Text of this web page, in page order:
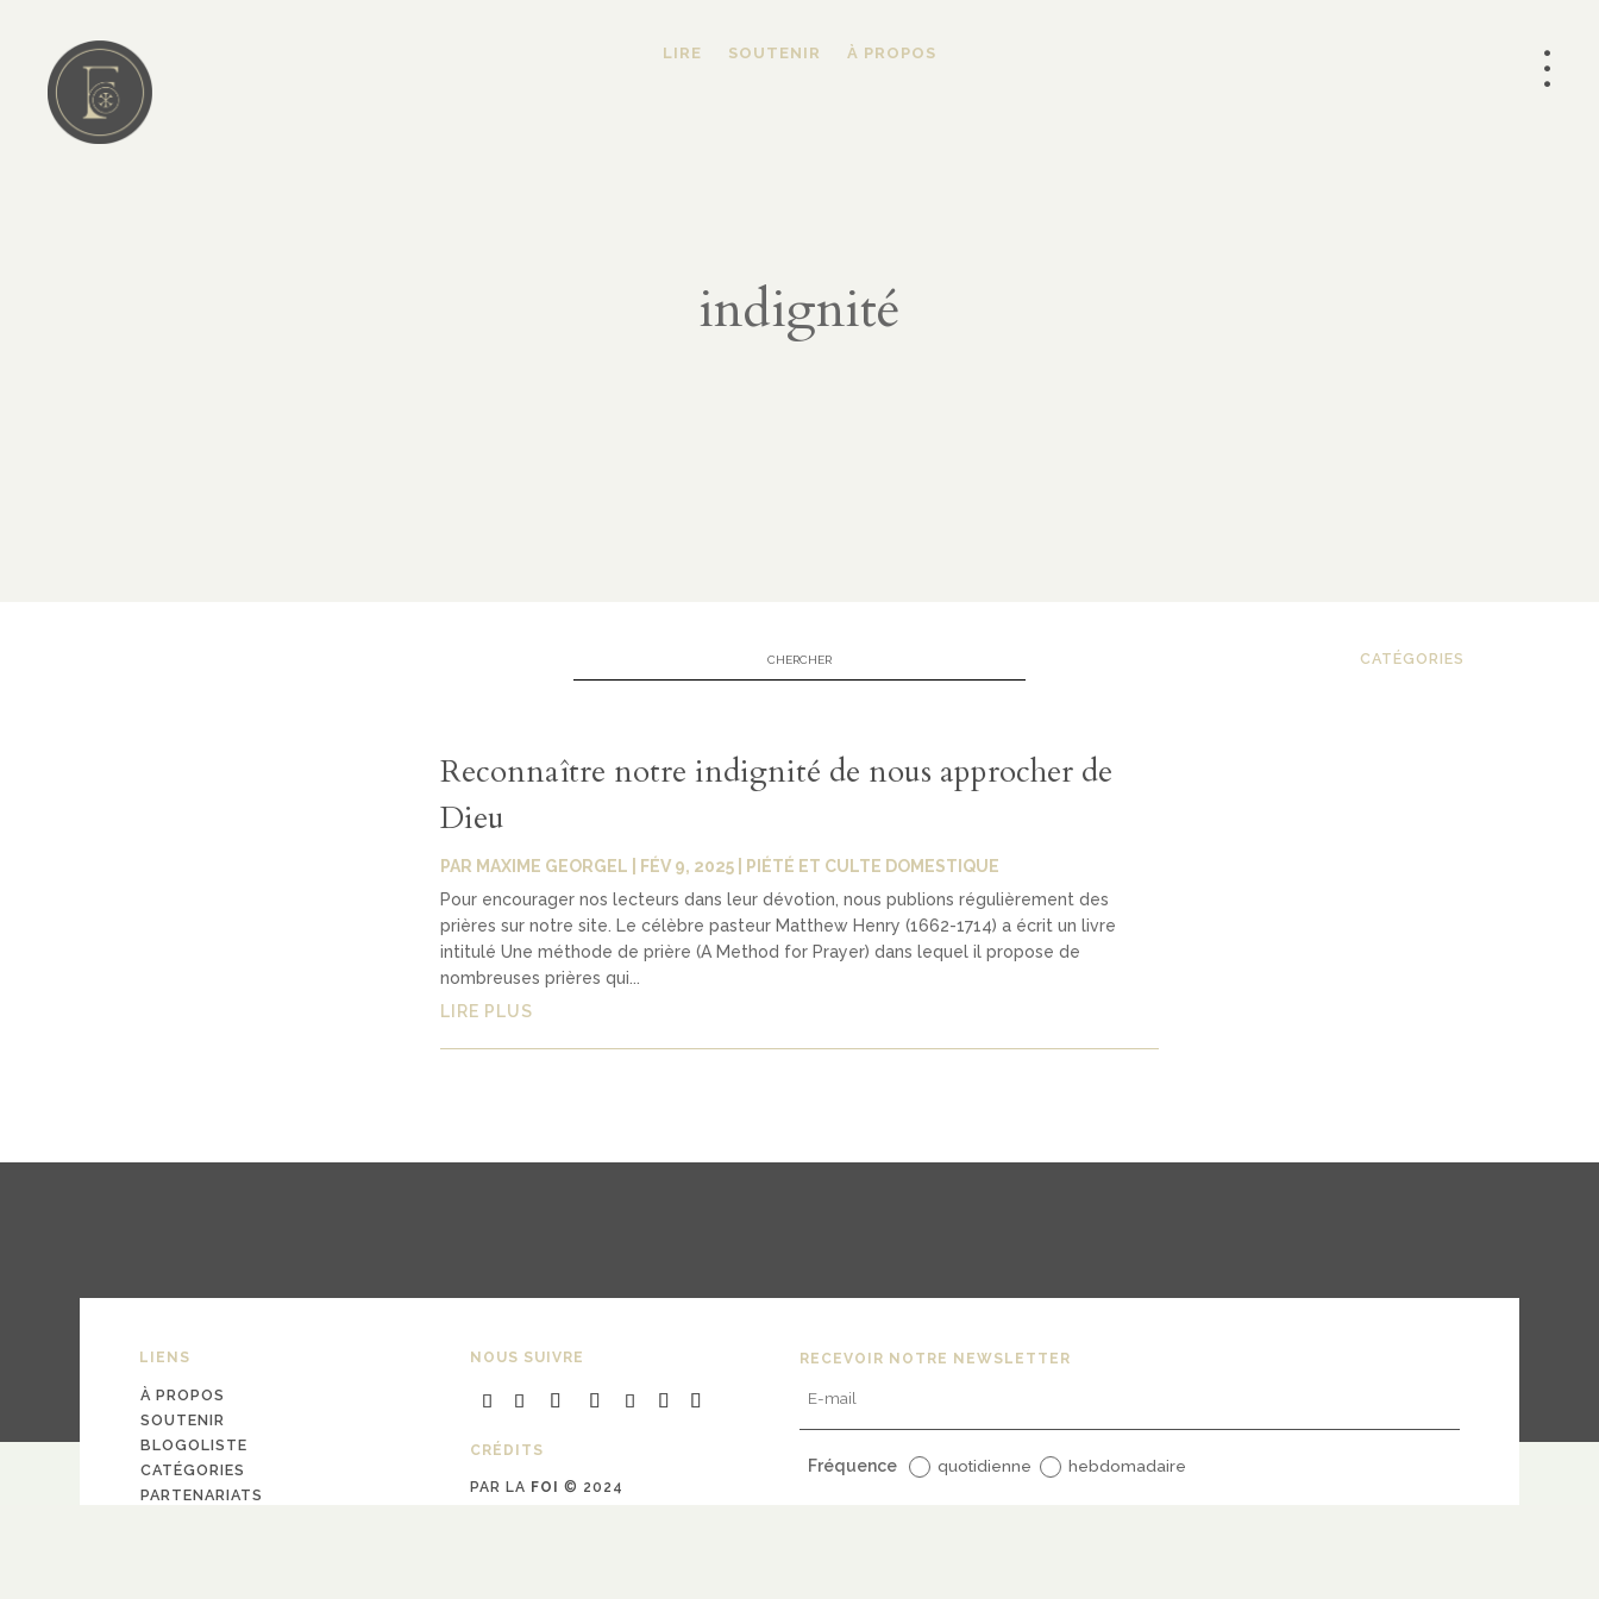
•
•
•
LIRE SOUTENIR À PROPOS
indignité
CATÉGORIES
Reconnaître notre indignité de nous approcher de
Dieu
PAR MAXIME GEORGEL FÉV 9, 2025| PIÉTÉ ET CULTE DOMESTIQUE
Pour encourager nos lecteurs dans leur dévotion, nous publions régulièrement des
prières sur notre site. Le célèbre pasteur Matthew Henry (1662-1714) a écrit un livre
intitulé Une méthode de prière (A Method for Prayer) dans lequel il propose de
nombreuses prières qui...
LIRE PLUS
LIENS
À PROPOS
SOUTENIR
BLOGOLISTE
CATÉGORIES
PARTENARIATS
NOUS SUIVRE
CRÉDITS
PAR LA FOI © 2024
RECEVOIR NOTRE NEWSLETTER
Fréquence quotidienne hebdomadaire